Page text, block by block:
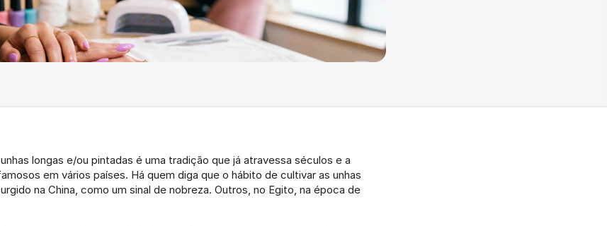
longas e/ou pintadas é uma tradição que já atravessa séculos e a
em vários países. Há quem diga que o hábito de cultivar as unhas
na China, como um sinal de nobreza. Outros, no Egito, na época de